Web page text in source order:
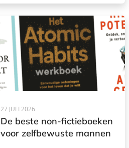
27 JULI 2026
De beste non-fictieboeken
voor zelfbewuste mannen